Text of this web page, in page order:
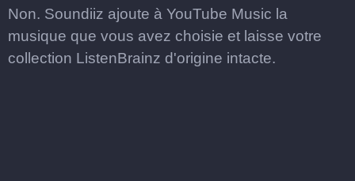
Non. Soundiiz ajoute à YouTube Music la
musique que vous avez choisie et laisse votre
collection ListenBrainz d'origine intacte.